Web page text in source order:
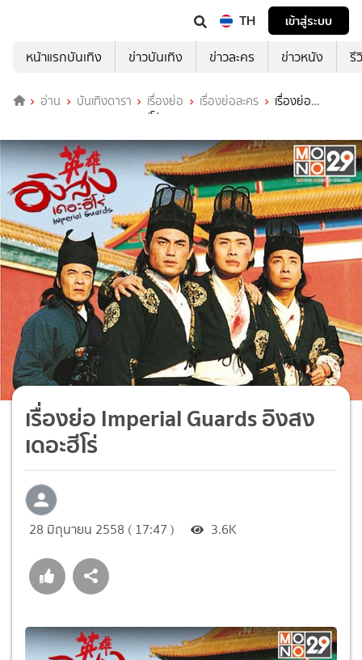
TH
เข้าสู่ระบบ
หน้าแรกบันเทิง
ข่าวบันเทิง ข่าวละคร ข่าวหนัง รี
อ่าน บันเทิงดารา เรื่องย่อ เรื่องย่อละคร
เรื่องย่อ
Imperial Guards อิงสง เดอะฮีโร่
เรื่องย่อ Imperial Guards อิงสง
เดอะฮีโร่
28 มิถุนายน 2558 ( 17:47 ) 3.6K